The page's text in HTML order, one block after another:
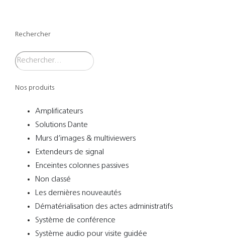
Rechercher
Nos produits
Amplificateurs
Solutions Dante
Murs d’images & multiviewers
Extendeurs de signal
Enceintes colonnes passives
Non classé
Les dernières nouveautés
Dématérialisation des actes administratifs
Système de conférence
Système audio pour visite guidée